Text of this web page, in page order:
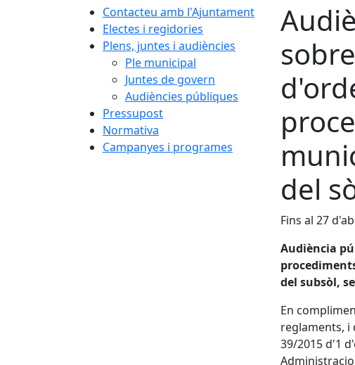
Contacteu amb l'Ajuntament
Electes i regidories
Plens, juntes i audiències
Ple municipal
Juntes de govern
Audiències públiques
Pressupost
Normativa
Campanyes i programes
del
Fins al 27
Audiència
del subsòl,
En
reglaments, i
39/2015 d'1